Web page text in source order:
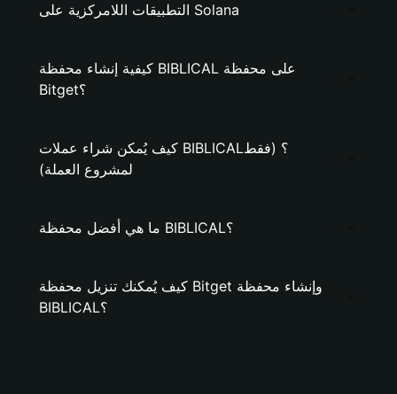
التطبيقات اللامركزية على Solana
كيفية إنشاء محفظة BIBLICAL على محفظة
Bitget؟
كيف يُمكن شراء عملات BIBLICAL؟ (فقط
لمشروع العملة)
ما هي أفضل محفظة BIBLICAL؟
كيف يُمكنك تنزيل محفظة Bitget وإنشاء محفظة
BIBLICAL؟